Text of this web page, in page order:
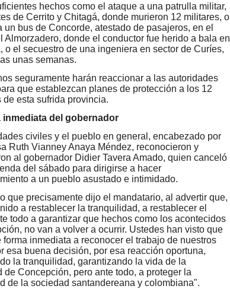
hechos como el ataque a una patrulla militar,
de Cerrito y Chitagá, donde murieron 12 militares, o
un bus de Concorde, atestado de pasajeros, en el
Almorzadero, donde el conductor fue herido a bala en
o el secuestro de una ingeniera en sector de Curíes,
unas semanas.
seguramente harán reaccionar a las autoridades
que establezcan planes de protección a los 12
de esta sufrida provincia.
inmediata del gobernador
civiles y el pueblo en general, encabezado por
Ruth Vianney Anaya Méndez, reconocieron y
al gobernador Didier Tavera Amado, quien canceló
del sábado para dirigirse a hacer
a un pueblo asustado e intimidado.
que precisamente dijo el mandatario, al advertir que,
a restablecer la tranquilidad, a restablecer el
todo a garantizar que hechos como los acontecidos
no van a volver a ocurrir. Ustedes han visto que
forma inmediata a reconocer el trabajo de nuestros
esa buena decisión, por esa reacción oportuna,
la tranquilidad, garantizando la vida de la
de Concepción, pero ante todo, a proteger la
de la sociedad santandereana y colombiana".